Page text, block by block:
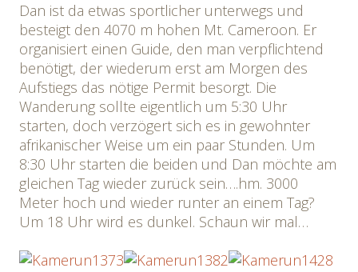
Dan ist da etwas sportlicher unterwegs und
besteigt den 4070 m hohen Mt. Cameroon. Er
organisiert einen Guide, den man verpflichtend
benötigt, der wiederum erst am Morgen des
Aufstiegs das nötige Permit besorgt. Die
Wanderung sollte eigentlich um 5:30 Uhr
starten, doch verzögert sich es in gewohnter
afrikanischer Weise um ein paar Stunden. Um
8:30 Uhr starten die beiden und Dan möchte am
gleichen Tag wieder zurück sein….hm. 3000
Meter hoch und wieder runter an einem Tag?
Um 18 Uhr wird es dunkel. Schaun wir mal…